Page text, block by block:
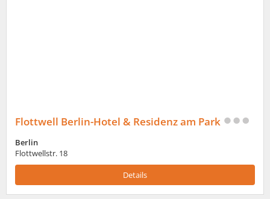
Flottwell Berlin-Hotel & Residenz am Park
Berlin
Flottwellstr. 18
Details